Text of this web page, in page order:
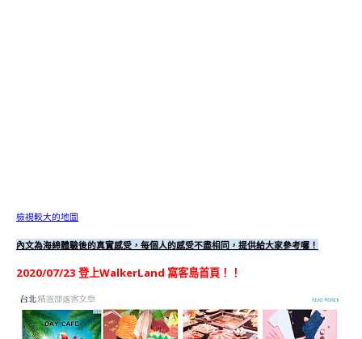
檢視較大的地圖
內文為海綿體驗後的真實感受，每個人的感受不盡相同，提供給大家參考囉！
2020/07/23 登上WalkerLand 窩客島首頁！！